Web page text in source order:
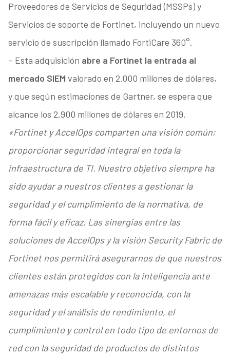
Proveedores de Servicios de Seguridad (MSSPs) y
Servicios de soporte de Fortinet, incluyendo un nuevo
servicio de suscripción llamado FortiCare 360°.
– Esta adquisición abre a Fortinet la entrada al
mercado SIEM valorado en 2.000 millones de dólares,
y que según estimaciones de Gartner, se espera que
alcance los 2.900 millones de dólares en 2019.
«Fortinet y AccelOps comparten una visión común;
proporcionar seguridad integral en toda la
infraestructura de TI. Nuestro objetivo siempre ha
sido ayudar a nuestros clientes a gestionar la
seguridad y el cumplimiento de la normativa, de
forma fácil y eficaz. Las sinergias entre las
soluciones de AccelOps y la visión Security Fabric de
Fortinet nos permitirá asegurarnos de que nuestros
clientes están protegidos con la inteligencia ante
amenazas más escalable y reconocida, con la
seguridad y el análisis de rendimiento, el
cumplimiento y control en todo tipo de entornos de
red con la seguridad de productos de distintos